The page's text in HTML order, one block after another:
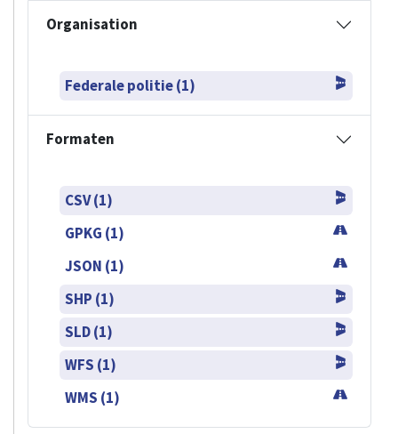
Organisation
Federale politie (1)
Formaten
CSV (1)
GPKG (1)
JSON (1)
SHP (1)
SLD (1)
WFS (1)
WMS (1)